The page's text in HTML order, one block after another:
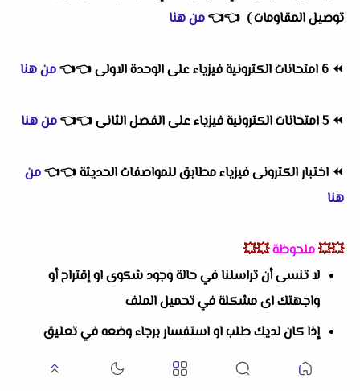
توصيل المقاومات ) 👈
👈من هنا
⏪ 6 امتحانات الكترونية فيزياء على الوحدة الاولى 👈
👈من هنا
⏪5 امتحانات الكترونية فيزياء على الفصل الثانى 👈
👈من هنا
⏪ اختبار الكترونى فيزياء مطابق للمواصفات الحديثة👈
👈من
هنا
💥💥ملحوظة💥💥
لا تنسى أن تراسلنا في حالة وجود شكوى او إقتراح أو
واجهتك اى مشكلة في تحميل الملف
إذا كان لديك طلب او استفسار برجاء وضعه في تعليق
بالاسفل